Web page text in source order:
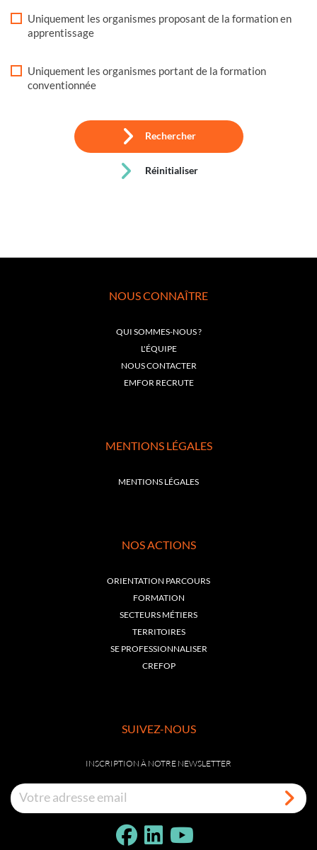
Uniquement les organismes proposant de la formation en
apprentissage
Uniquement les organismes portant de la formation
conventionnée
Rechercher
Réinitialiser
NOUS CONNAÎTRE
QUI SOMMES-NOUS ?
L'ÉQUIPE
NOUS CONTACTER
EMFOR RECRUTE
MENTIONS LÉGALES
MENTIONS LÉGALES
NOS ACTIONS
ORIENTATION PARCOURS
FORMATION
SECTEURS MÉTIERS
TERRITOIRES
SE PROFESSIONNALISER
CREFOP
SUIVEZ-NOUS
INSCRIPTION À NOTRE NEWSLETTER